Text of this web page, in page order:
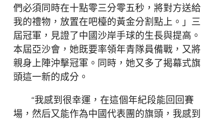
們必須同時在十點零三分零五秒，將對方送給
我的禮物，放置在吧檯的黃金分割點上。」三
屆冠軍，見證了中國沙岸手球的生長與提高。
本屆亞沙會，她既要率領年青隊員備戰，又將
親身上陣沖擊冠軍。同時，她又多了揭幕式旗
頭這一新的成分。
“我感到很幸運，在這個年紀段能回回賽
場，然后又能作為中國代表團的旗頭，我感到